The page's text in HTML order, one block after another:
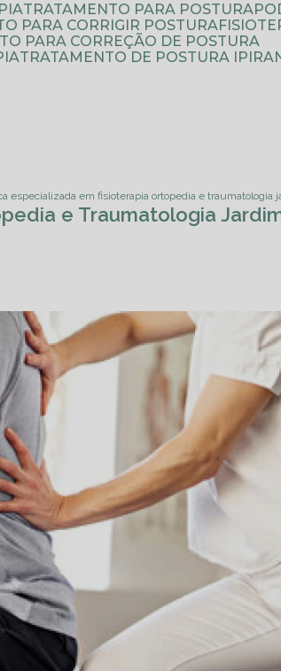
TRATAMENTO PARA POSTURA
PARA CORRIGIR POSTURA
PARA CORREÇÃO DE POSTURA
TRATAMENTO DE POSTURA
especializada em fisioterapia ortopedia e traumatologia
e Traumatologia